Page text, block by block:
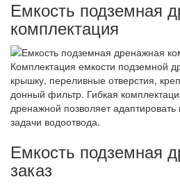
Емкость подземная
комплектация
Комплектация емкости подземной
крышку, переливные отверстия,
донный фильтр. Гибкая
дренажной позволяет
задачи водоотвода.
Емкость подземная
заказ